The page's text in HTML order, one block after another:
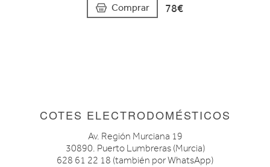
Comprar 78€
COTES ELECTRODOMÉSTICOS
Av. Región Murciana 19
30890. Puerto Lumbreras (Murcia)
628 61 22 18 (también por WhatsApp)